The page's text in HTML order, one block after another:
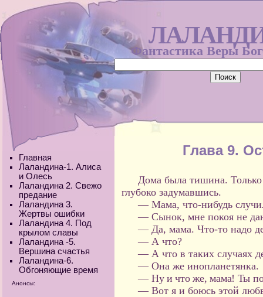
Фантастика Веры
Главная
Лаландина-1. Алиса
и Олесь
Лаландина 2. Свежо
предание
Лаландина 3.
Жертвы ошибки
Лаландина 4. Под
крылом славы
Лаландина -5.
Вершина счастья
Лаландина-6.
Обгоняющие время
Анонсы:
Глава 9.
Дома была тишина.
глубоко задумавшись.
— Мама, что-нибудь
— Сынок, мне покоя не
— Да, мама. Что-то надо
— А что?
— А что в таких случаях
— Она же инопланетянка.
— Ну и что же, мама! Ты
— Вот я и боюсь этой